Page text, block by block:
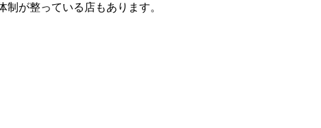
が整っている店もあります。